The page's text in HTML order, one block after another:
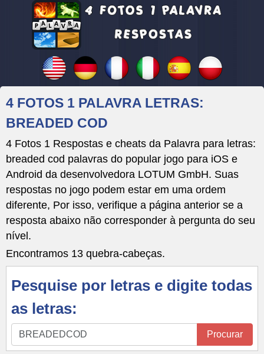
4 FOTOS 1 PALAVRA LETRAS:
BREADED COD
4 Fotos 1 Respostas e cheats da Palavra para letras:
breaded cod palavras do popular jogo para iOS e
Android da desenvolvedora LOTUM GmbH. Suas
respostas no jogo podem estar em uma ordem
diferente, Por isso, verifique a página anterior se a
resposta abaixo não corresponder à pergunta do seu
nível.
Encontramos 13 quebra-cabeças.
Pesquise por letras e digite todas
as letras:
Pesquise
por
Procurar